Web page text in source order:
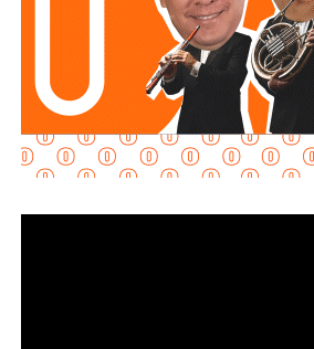
Martínez Acosta señaló quela
disposición para que Uber
y pueda operar conforme a la ley, por
exista una postura de persecución
“No es un tema de persecución ni de
buscamos que ellos mismos nos